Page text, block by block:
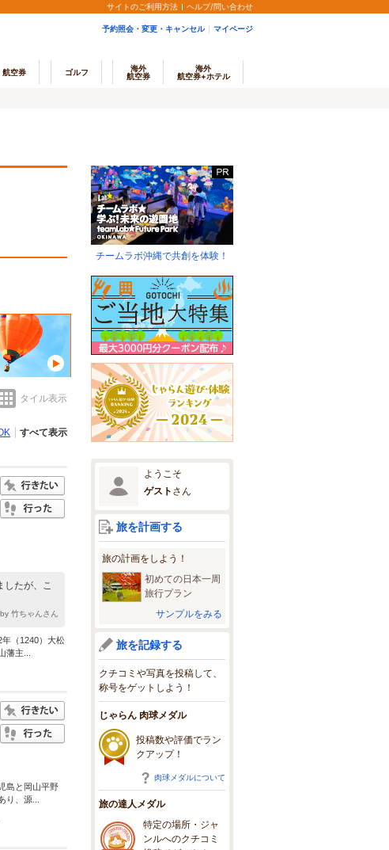
サイトのご利用方法 ヘルプ/問い合わせ
予約照会・変更・キャンセル マイページ
航空券 ゴルフ
海外
航空券
海外
航空券+ホテル
タイル表示
すべて表示
したが、こ
by 竹ちゃんさん
（1240）大松
藩主...
島と岡山平野
、源...
チームラボ沖縄で共創を体験！
ようこそ
ゲスト さん
旅を計画する
旅の計画をしよう！
初めての日本一周
旅行プラン
サンプルをみる
旅を記録する
クチコミや写真を投稿して、
称号をゲットしよう！
じゃらん 肉球メダル
投稿数や評価でラン
クアップ！
肉球メダルについて
旅の達人メダル
特定の場所・ジャ
ンルへのクチコミ